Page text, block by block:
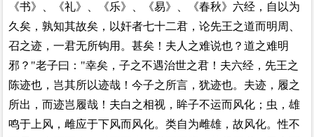
《书》、《礼》、《乐》、《易》、《春秋》六经，自以为
久矣，孰知其故矣，以奸者七十二君，论先王之道而明周、
召之迹，一君无所钩用。甚矣！夫人之难说也？道之难明
邪？"老子曰："幸矣，子之不遇治世之君！夫六经，先王之
陈迹也，岂其所以迹哉！今子之所言，犹迹也。夫迹，履之
所出，而迹岂履哉！夫白之相视，眸子不运而风化；虫，雄
鸣于上风，雌应于下风而风化。类自为雌雄，故风化。性不